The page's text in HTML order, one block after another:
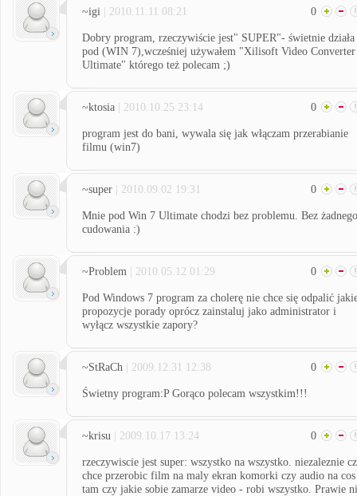
~igi | 2010.11.11 08:21 0
Dobry program, rzeczywiście jest" SUPER"- świetnie działa
pod (WIN 7),wcześniej używałem "Xilisoft Video Converter
Ultimate" którego też polecam ;)
~ktosia | 2010.10.25 23:14 0
program jest do bani, wywala się jak włączam przerabianie
filmu (win7)
~super | 2010.09.02 19:31 0
Mnie pod Win 7 Ultimate chodzi bez problemu. Bez żadnego
cudowania :)
~Problem | 2010.05.12 01:29 0
Pod Windows 7 program za cholerę nie chce się odpalić
propozycje porady oprócz zainstaluj jako administrator i
wyłącz wszystkie zapory?
~StRaCh | 2009.12.31 12:38 0
Świetny program:P Gorąco polecam wszystkim!!!
~krisu | 2009.10.17 13:24 0
rzeczywiscie jest super: wszystko na wszystko. niezaleznie
chce przerobic film na maly ekran komorki czy audio na cos
tam czy jakie sobie zamarze video - robi wszystko. Prawie